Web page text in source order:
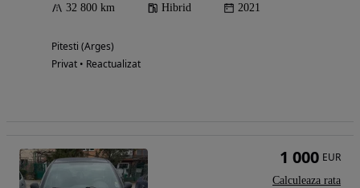
32 800 km Hibrid 2021
Pitesti (Arges)
Privat • Reactualizat
1 000 EUR
Calculeaza rata